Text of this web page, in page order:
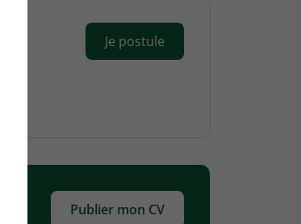
Je postule
Publier mon CV